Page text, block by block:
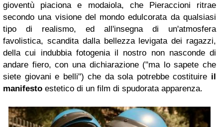
gioventù piaciona e modaiola, che Pieraccioni ritrae
secondo una visione del mondo edulcorata da qualsiasi
tipo di realismo, ed all'insegna di un'atmosfera
favolistica, scandita dalla bellezza levigata dei ragazzi,
della cui indubbia fotogenia il nostro non nasconde di
andare fiero, con una dichiarazione ("ma lo sapete che
siete giovani e belli") che da sola potrebbe costituire il
manifesto estetico di un film di spudorata apparenza.